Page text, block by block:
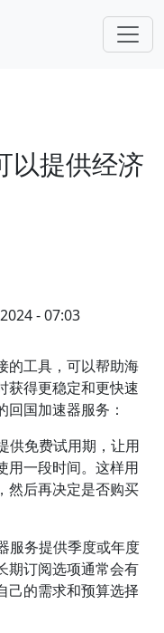
以提供经济
- 07:03
的工具，可以帮助海
获得更稳定和更快速
国加速器服务：
供免费试用期，让用
用一段时间。这样用
然后再决定是否购买
服务提供季度或年度
期订阅选项通常会有
己的需求和预算选择